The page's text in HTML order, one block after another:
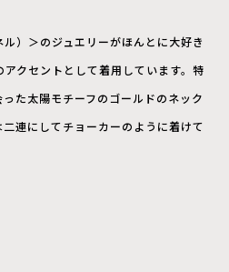
ル）＞のジュエリーがほんとに大好き
クセントとして着用しています。特
た太陽モチーフのゴールドのネック
連にしてチョーカーのように着けて